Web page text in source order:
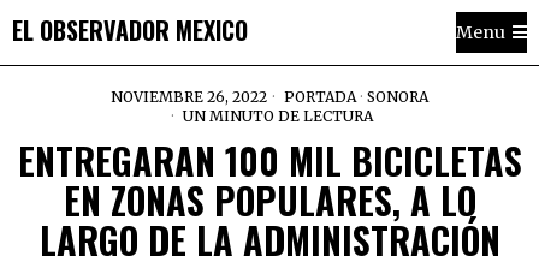
EL OBSERVADOR MEXICO Menu
NOVIEMBRE 26, 2022 PORTADA · SONORA
UN MINUTO DE LECTURA
ENTREGARAN 100 MIL BICICLETAS
EN ZONAS POPULARES, A LO
LARGO DE LA ADMINISTRACIÓN